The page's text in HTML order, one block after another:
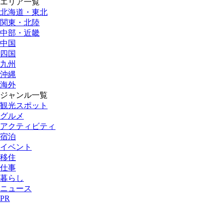
エリア一覧
北海道・東北
関東・北陸
中部・近畿
中国
四国
九州
沖縄
海外
ジャンル一覧
観光スポット
グルメ
アクティビティ
宿泊
イベント
移住
仕事
暮らし
ニュース
PR